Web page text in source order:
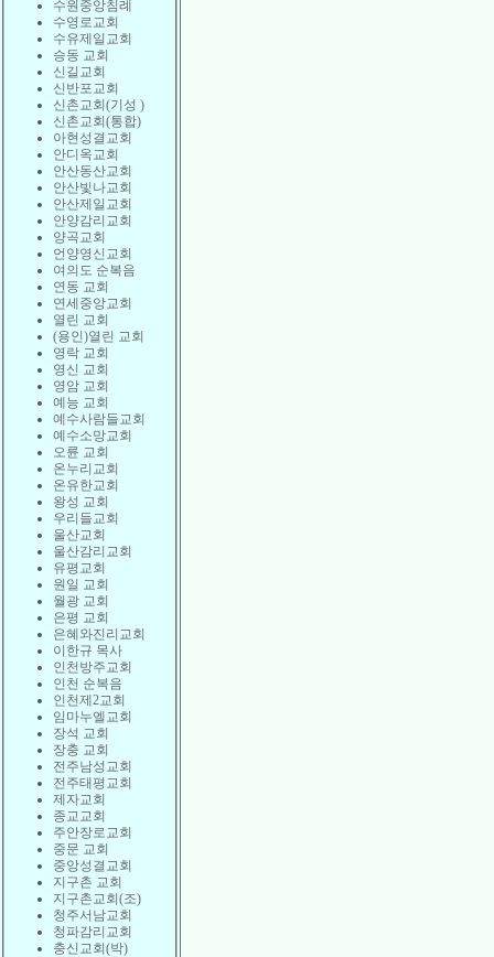
수원중앙침례
수영로교회
수유제일교회
승동 교회
신길교회
신반포교회
신촌교회(기성 )
신촌교회(통합)
아현성결교회
안디옥교회
안산동산교회
안산빛나교회
안산제일교회
안양감리교회
양곡교회
언양영신교회
여의도 순복음
연동 교회
연세중앙교회
열린 교회
(용인)열린 교회
영락 교회
영신 교회
영암 교회
예능 교회
예수사람들교회
예수소망교회
오륜 교회
온누리교회
온유한교회
왕성 교회
우리들교회
울산교회
울산감리교회
유평교회
원일 교회
월광 교회
은평 교회
은혜와진리교회
이한규 목사
인천방주교회
인천 순복음
인천제2교회
임마누엘교회
장석 교회
장충 교회
전주남성교회
전주태평교회
제자교회
종교교회
주안장로교회
중문 교회
중앙성결교회
지구촌 교회
지구촌교회(조)
청주서남교회
청파감리교회
충신교회(박)